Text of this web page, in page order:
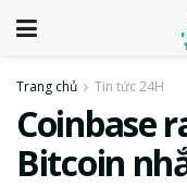
Trang chủ Tin tức 24H
Coinbase
Bitcoin